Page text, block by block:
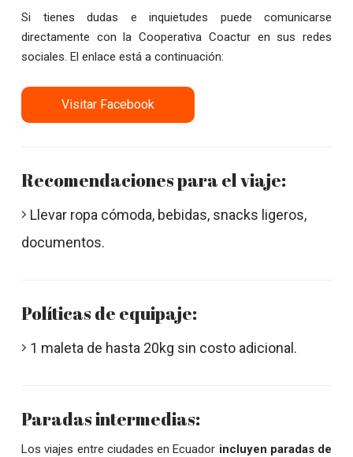
Si tienes dudas e inquietudes puede comunicarse
directamente con la Cooperativa Coactur en sus redes
sociales. El enlace está a continuación:
Visitar Facebook
Recomendaciones para el viaje:
Llevar ropa cómoda, bebidas, snacks ligeros,
documentos.
Políticas de equipaje:
1 maleta de hasta 20kg sin costo adicional.
Paradas intermedias:
Los viajes entre ciudades en Ecuador incluyen paradas de